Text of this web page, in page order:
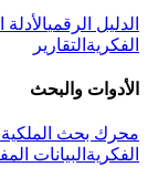
الدليل الرقمي
الفكرية التقارير
الأدوات والبحث
محرك بحث الملكية
الفكرية البيانات